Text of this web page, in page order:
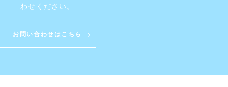
わせください。
お問い合わせはこちら